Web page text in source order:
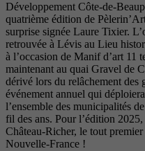
Développement Côte-de-
quatrième édition de
surprise signée Laure Tixier.
retrouvée à Lévis au Lieu
à l’occasion de Manif d’art 11
maintenant au quai Gravel de
dérivé lors du relâchement des
événement annuel qui
l’ensemble des municipalités
fil des ans. Pour l’édition
Château-Richer, le tout
Nouvelle-France !